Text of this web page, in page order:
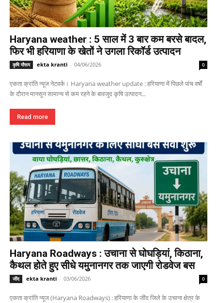
Haryana weather : 5 साल में 3 बार कम बरसे बादल,
फिर भी हरियाणा के खेतों ने उगला रिकॉर्ड उत्पादन
कृषि मौसम ekta kranti - 04/06/2026 0
एकता क्रांति न्यूज नेटवर्क। Haryana weather update : हरियाणा में पिछले पांच वर्षों
के दौरान मानसून सामान्य से कम रहने के बावजूद कृषि उत्पादन...
Read more
Haryana Roadways : उचाना से घोघड़ियां, किठाना,
कैथल होते हुए सीधे यमुनानगर तक जाएगी रोडवेज बस
जींद ekta kranti - 03/06/2026 0
एकता क्रांति न्यूज (Haryana Roadways) : हरियाणा के जींद जिले के उचाना क्षेत्र के